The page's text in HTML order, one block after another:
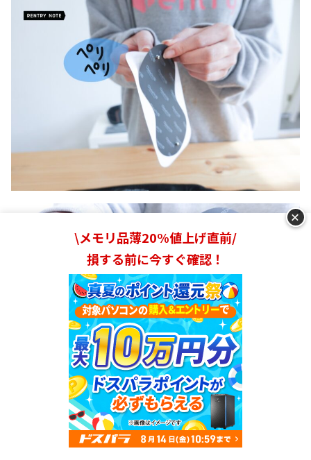
高電動エレクトロードパッドのシートを外して腿ベルトに
+
\メモリ品薄20%値上げ直前/
損する前に今すぐ確認！